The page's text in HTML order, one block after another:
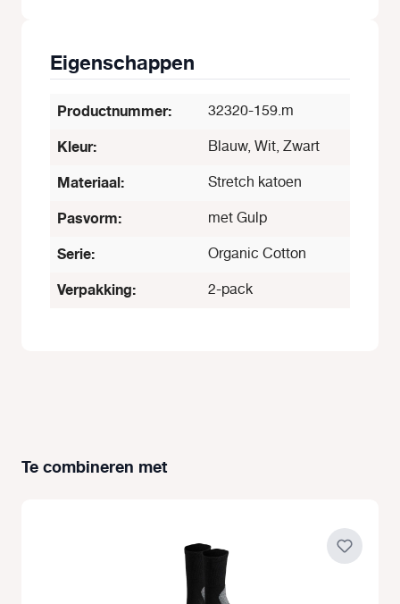
Eigenschappen
Productnummer: 32320-159.m
Kleur: Blauw, Wit, Zwart
Materiaal: Stretch katoen
Pasvorm: met Gulp
Serie: Organic Cotton
Verpakking: 2-pack
Productgalerij overslaan
Te combineren met